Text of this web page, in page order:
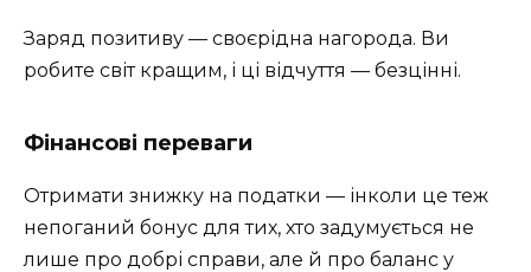
Заряд позитиву — своєрідна нагорода. Ви
робите світ кращим, і ці відчуття — безцінні.
Фінансові переваги
Отримати знижку на податки — інколи це теж
непоганий бонус для тих, хто задумується не
лише про добрі справи, але й про баланс у